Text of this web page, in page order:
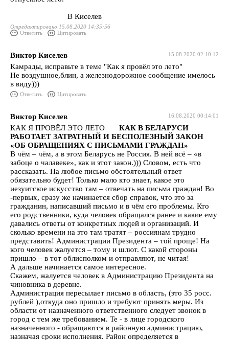
В Киселев
Отредактировано 15.08.2020 14:35:56
Ответить
Цитировать
15.08.2020 02:10:12
Виктор Киселев
Камрады, исправьте в теме "Как я провёл это лето"
Не воздушное,блин, а железнодорожное сообщение имелось
в виду)))
Ответить Цитировать
16.08.2020 00:14:01
Виктор Киселев
КАК Я ПРОВЁЛ ЭТО ЛЕТО КАК В БЕЛАРУСИ
РАБОТАЕТ ЗАТРАТНЫЙ И БЕСПОЛЕЗНЫЙ ЗАКОН
«ОБ ОБРАЩЕНИЯХ С ПИСЬМАМИ ГРАЖДАН»
В чём – чём, а в этом Беларусь не Россия. В ней всё – «в
забоце о чалавеке», как и этот закон.))) Словом, есть что
рассказать. На любое письмо обстоятельный ответ
обязательно будет! Только мало кто знает, какое это
иезуитское искусство там – отвечать на письма граждан! Во
-первых, сразу же начинается сбор справок, что это за
гражданин, написавший письмо и в чём его проблемы. Кто
его родственники, куда человек обращался ранее и какие ему
давались ответы от конкретных людей и организаций. И
сколько времени на это там тратят – россиянам трудно
представить! Администрации Президента – той проще! На
кого человек жалуется – тому и шлют. С какой стороны
пришло – в тот облисполком и отправляют, не читая!
А дальше начинается самое интересное.
Скажем, жалуется человек в Администрацию Президента на
чиновника в деревне.
Администрация пересылает письмо в область, (это 35 росс.
рублей ),откуда оно пришло и требуют принять меры. Из
области от назначенного ответственного следует звонок в
город с тем же требованием. Те - в лице городского
назначенного - обращаются в районную администрацию,
назначая сроки исполнения. Район определяется в